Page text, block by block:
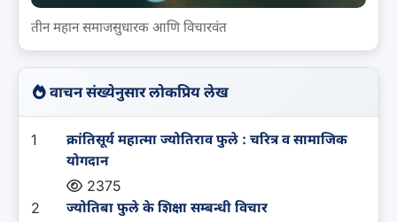
तीन महान समाजसुधारक आणि विचारवंत
वाचन संख्येनुसार लोकप्रिय लेख
1
क्रांतिसूर्य महात्मा ज्योतिराव फुले : चरित्र व सामाजिक
योगदान
2375
2
ज्योतिबा फुले के शिक्षा सम्बन्धी विचार